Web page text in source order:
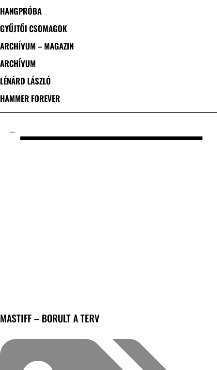
HANGPRÓBA
GYŰJTŐI CSOMAGOK
ARCHÍVUM – MAGAZIN
ARCHÍVUM
LÉNÁRD LÁSZLÓ
HAMMER FOREVER
MASTIFF – BORULT A TERV